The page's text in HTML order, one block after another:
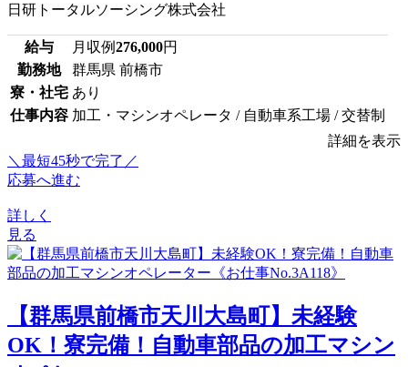
日研トータルソーシング株式会社
給与 月収例276,000円
勤務地
群馬県 前橋市
寮・社宅 あり
仕事内容 加工・マシンオペレータ / 自動車系工場 / 交替制
詳細を表示
＼最短45秒で完了／
応募へ進む
詳しく
見る
【群馬県前橋市天川大島町】未経験
OK！寮完備！自動車部品の加工マシン